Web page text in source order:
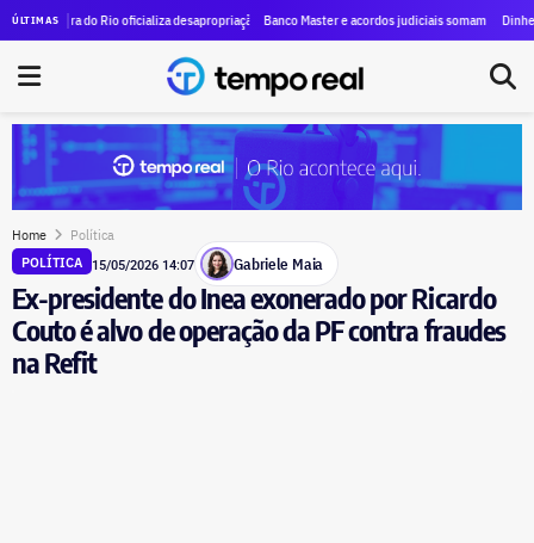
ÚLTIMASsuspendem aulas nesta sexta-feira (07)
do Rio oficializa desapropriação do Cine Vaz Lobo para criação de centro cultural com
Banco Master e acordos judiciais somam R$ 515,6
Dinheiro pra
Home Política
POLÍTICA 15/05/2026 14:07 Gabriele Maia
Ex-presidente do Inea exonerado por Ricardo
Couto é alvo de operação da PF contra fraudes
na Refit